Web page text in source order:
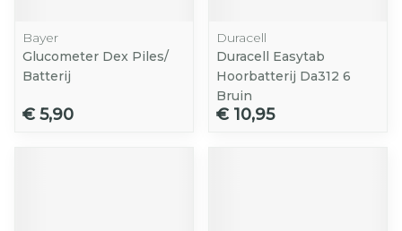
Bayer
Glucometer Dex Piles/
Batterij
€ 5,90
Duracell
Duracell Easytab
Hoorbatterij Da312 6
Bruin
€ 10,95